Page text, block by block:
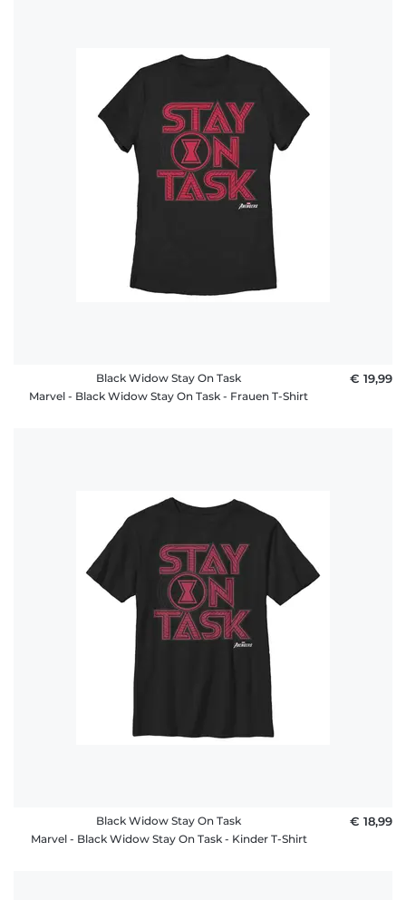
Black Widow Stay On Task
Marvel - Black Widow Stay On Task - Frauen T-Shirt
€ 19,99
Black Widow Stay On Task
Marvel - Black Widow Stay On Task - Kinder T-Shirt
€ 18,99